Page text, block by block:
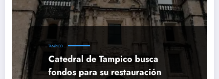
TAMPICO
Catedral de Tampico busca
fondos para su restauración